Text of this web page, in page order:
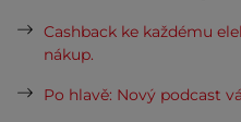
Cashback ke každému
nákup.
Po hlavě: Nový podcast